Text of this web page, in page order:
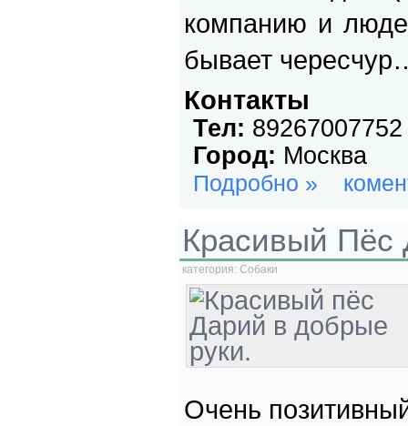
компанию и
бывает
Контакты
Тел: 89267007752
Город: Москва
Подробно »
Красивый Пёс
категория: Собаки
Очень